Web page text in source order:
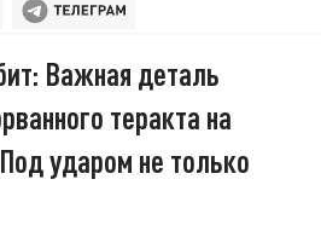
Важная деталь
теракта на
ударом не только